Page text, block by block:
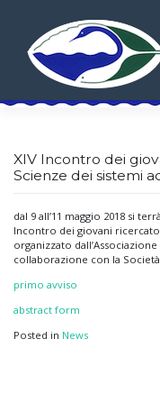
XIV Incontro dei
Scienze dei sistemi
dal 9 all’11 maggio 2018 si
Incontro dei giovani
organizzato
collaborazione con la Società
primo avviso
abstract form
Posted in News